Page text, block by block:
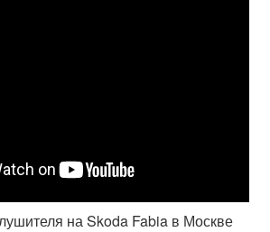
на Skoda Fabia в Москве